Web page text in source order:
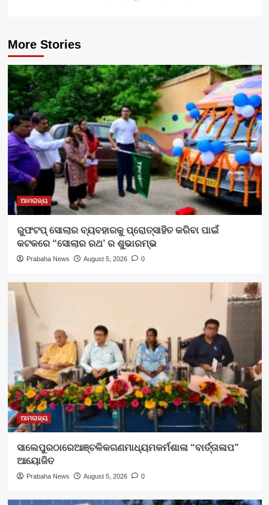
More Stories
ଆମରାଜ୍ୟ
ରୁଫଟପ୍ ସୋଲାର ବ୍ୟବହାରକୁ ପ୍ରୋତ୍ସାହିତ କରିବା ପାଇଁ
କଟକରେ “ସୋଲାର ରଥ’ ର ଶୁଭାରମ୍ଭ
Prabaha News August 5, 2026 0
ଆମରାଜ୍ୟ
ସାଲେପୁରଠାରେଆଞ୍ଚଳିକଗଣମାଧ୍ୟମକର୍ମଶାଳା “ବାର୍ତ୍ତାଳାପ”
ଆୟୋଜିତ
Prabaha News August 5, 2026 0